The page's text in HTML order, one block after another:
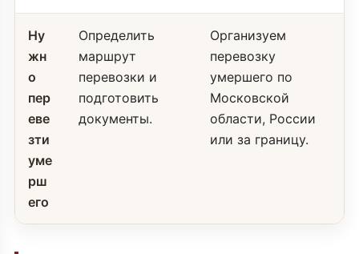
Ну
жн
о
пер
еве
зти
уме
рш
его
Определить
маршрут
перевозки и
подготовить
документы.
Организуем
перевозку
умершего по
Московской
области, России
или за границу.